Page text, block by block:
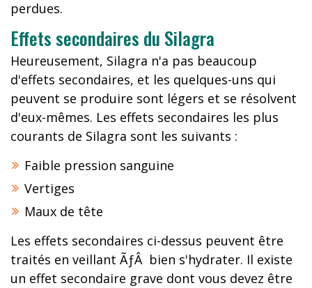
perdues.
Effets secondaires du Silagra
Heureusement, Silagra n'a pas beaucoup
d'effets secondaires, et les quelques-uns qui
peuvent se produire sont légers et se résolvent
d'eux-mêmes. Les effets secondaires les plus
courants de Silagra sont les suivants :
Faible pression sanguine
Vertiges
Maux de tête
Les effets secondaires ci-dessus peuvent être
traités en veillant ÃƒÂ bien s'hydrater. Il existe
un effet secondaire grave dont vous devez être